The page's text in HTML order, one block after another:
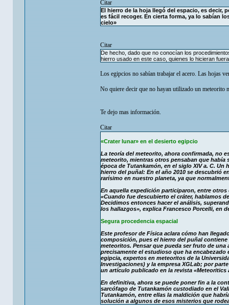
Citar
El hierro de la hoja llegó del espacio, es decir,
es fácil recoger. En cierta forma, ya lo sabían
cielo»
Citar
De hecho, dado que no conocían los
hierro usado en este caso, quienes lo hicieran
Los egipcios no sabían trabajar el acero. Las hojas
No quiere decir que no hayan utilizado un meteorito
Te dejo mas información.
Citar
«Crater lunar» en el desierto egipcio
La teoría del meteorito, ahora confirmada, no
meteorito, mientras otros pensaban que había
época de Tutankamón, en el siglo XIV a. C.
hierro del puñal: En el año 2010 se descubrió
rarísimo en nuestro planeta, ya que
En aquella expedición participaron, entre
«Cuando fue descubierto el cráter, hablamos
Decidimos entonces hacer el análisis,
los hallazgos», explica Francesco Porcelli, en
Segura procedencia espacial
Este profesor de Física aclara cómo han
composición, pues el hierro del puñal
meteoritos. Pensar que pueda ser fruto de
precisamente el estudioso que ha
egipcia, expertos en meteoritos de la
Investigaciones) y la empresa XGLab; por
un artículo publicado en la revista «Meteoritics
En definitiva, ahora se puede poner fin a la
sarcófago de Tutankamón custodiado en el
Tutankamón, entre ellas la maldición que
solución a algunos de esos misterios que